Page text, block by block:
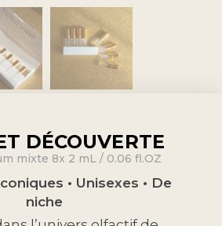
DÉCOUVERTE
mixte 8x 2 mL / 0.06 fl.OZ
• Unisexes • De
niche